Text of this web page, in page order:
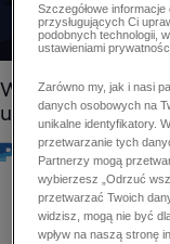
Szczegółowe
przysługujących Ci
podobnych technologii,
ustawieniami
Zarówno my, jak i nasi
danych osobowych na
unikalne identyfikatory.
przetwarzanie tych
Partnerzy mogą
wybierzesz „Odrzuć
przetwarzać Twoich
widzisz, mogą nie być
wpływ na naszą stronę